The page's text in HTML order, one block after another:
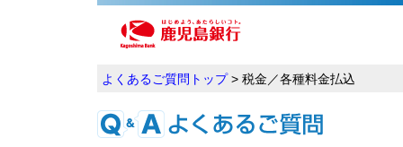
よくあるご質問トップ> 税金／各種料金払込